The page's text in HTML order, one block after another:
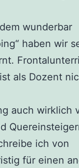
wunderbar
haben wir
als Dozent
auch wirklich
ich von
für einen